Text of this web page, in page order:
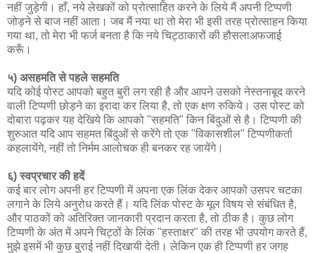
नहीं जुड़ेगी। हाँ, नये लेखकों को प्रोत्साहित करने के लिये मैं अपनी टिप्पणी
जोड़ने से बाज नहीं आता। जब मैं नया था तो मेरा भी इसी तरह प्रोत्साहन किया
गया था, तो मेरा भी फर्ज बनता है कि नये चिट्ठाकारों की हौसलाअफजाई
करूँ।
५) असहमति से पहले सहमति
यदि कोई पोस्ट आपको बहुत बुरी लग रही है और आपने उसको नेस्तनाबूद करने
वाली टिप्पणी छोड़ने का इरादा कर लिया है, तो एक क्षण रुकिये। उस पोस्ट को
दोबारा पढ़कर यह देखिये कि आपको "सहमति" किन बिंदुओं से है। टिप्पणी की
शुरुआत यदि आप सहमत बिंदुओं से करेंगे तो एक "विकासशील" टिप्पणीकर्ता
कहलायेंगे, नहीं तो निर्मम आलोचक ही बनकर रह जायेंगे।
६) स्वप्रचार की हदें
कई बार लोग अपनी हर टिप्पणी में अपना एक लिंक देकर आपको उसपर चटका
लगाने के लिये अनुरोध करते हैं। यदि लिंक पोस्ट के मूल विषय से संबंधित है,
और पाठकों को अतिरिक्त जानकारी प्रदान करता है, तो ठीक है। कुछ लोग
टिप्पणी के अंत में अपने चिट्ठों के लिंक "हस्ताक्षर" की तरह भी उपयोग करते हैं,
मुझे इसमें भी कुछ बुराई नहीं दिखायी देती। लेकिन एक ही टिप्पणी हर जगह